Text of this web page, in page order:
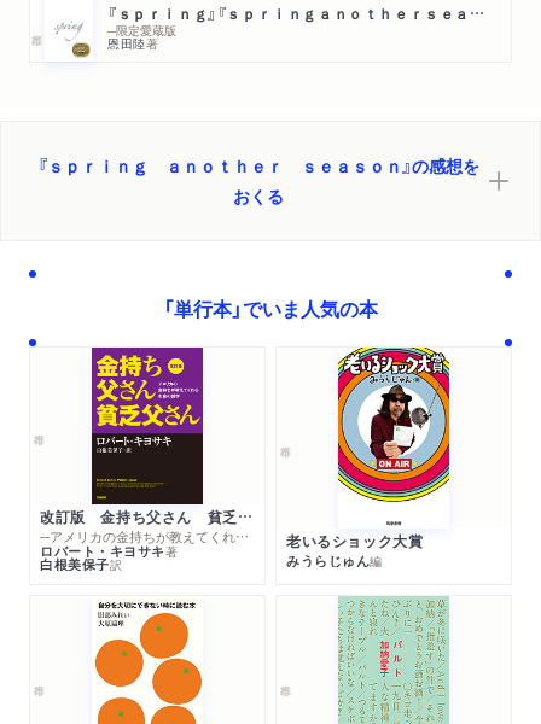
『ｓｐｒｉｎｇ』『ｓｐｒｉｎｇａｎｏｔｈｅｒｓｅａｓｏｎ』
─限定愛蔵版
恩田陸著
『ｓｐｒｉｎｇ ａｎｏｔｈｅｒ ｓｅａｓｏｎ』の感想を
おくる
「単行本」でいま人気の本
改訂版 金持ち父さん 貧乏父さん
─アメリカの金持ちが教えてくれるお金の哲学
ロバート・キヨサキ著
白根美保子訳
老いるショック大賞
みうらじゅん編